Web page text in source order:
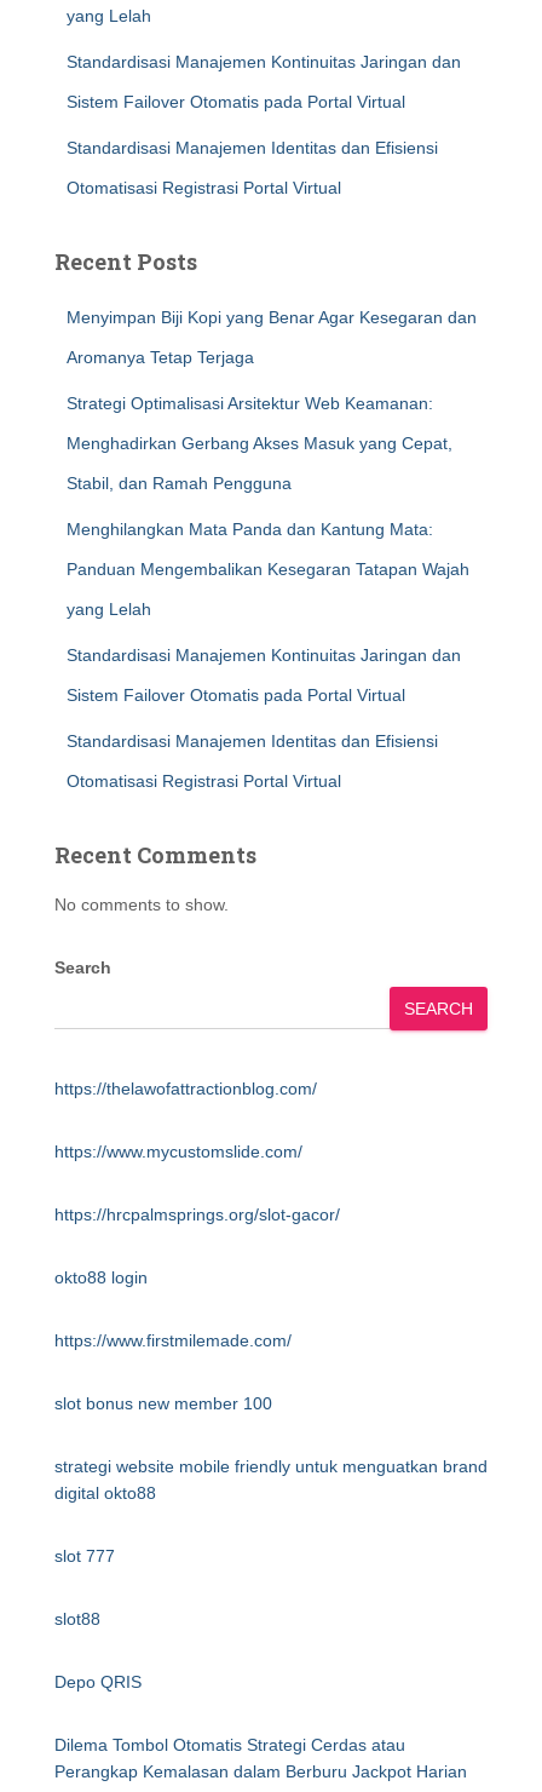
yang Lelah
Standardisasi Manajemen Kontinuitas Jaringan dan
Sistem Failover Otomatis pada Portal Virtual
Standardisasi Manajemen Identitas dan Efisiensi
Otomatisasi Registrasi Portal Virtual
Recent Posts
Menyimpan Biji Kopi yang Benar Agar Kesegaran dan
Aromanya Tetap Terjaga
Strategi Optimalisasi Arsitektur Web Keamanan:
Menghadirkan Gerbang Akses Masuk yang Cepat,
Stabil, dan Ramah Pengguna
Menghilangkan Mata Panda dan Kantung Mata:
Panduan Mengembalikan Kesegaran Tatapan Wajah
yang Lelah
Standardisasi Manajemen Kontinuitas Jaringan dan
Sistem Failover Otomatis pada Portal Virtual
Standardisasi Manajemen Identitas dan Efisiensi
Otomatisasi Registrasi Portal Virtual
Recent Comments
No comments to show.
Search
SEARCH
https://thelawofattractionblog.com/
https://www.mycustomslide.com/
https://hrcpalmsprings.org/slot-gacor/
okto88 login
https://www.firstmilemade.com/
slot bonus new member 100
strategi website mobile friendly untuk menguatkan brand
digital okto88
slot 777
slot88
Depo QRIS
Dilema Tombol Otomatis Strategi Cerdas atau
Perangkap Kemalasan dalam Berburu Jackpot Harian